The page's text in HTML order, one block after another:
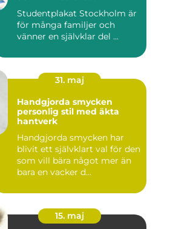
Studentplakat Stockholm är
för många familjer och
vänner en självklar del ...
31. maj
Handgjorda smycken
personlig stil med äkta
hantverk
Handgjorda smycken har
blivit ett självklart val för den
som vill bära något mer än
bara en vacker d...
15. maj